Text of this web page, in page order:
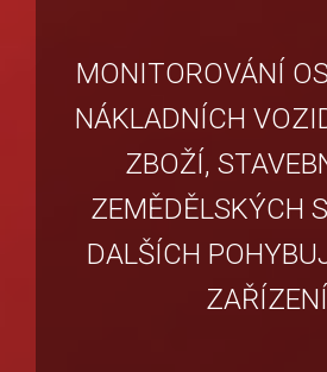
MONITOROVÁNÍ
NÁKLADNÍCH
ZBOŽÍ,
ZEMĚDĚLSKÝCH
DALŠÍCH
ZAŘÍZENÍ